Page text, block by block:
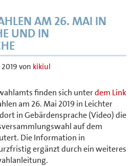
AM 26. MAI IN
UND IN
von kikiul
finden sich unterdem Link
am 26. Mai 2019 in Leichter
in Gebärdensprache (Video) die
auf dem
Die Information in
ergänzt durch ein weiteres